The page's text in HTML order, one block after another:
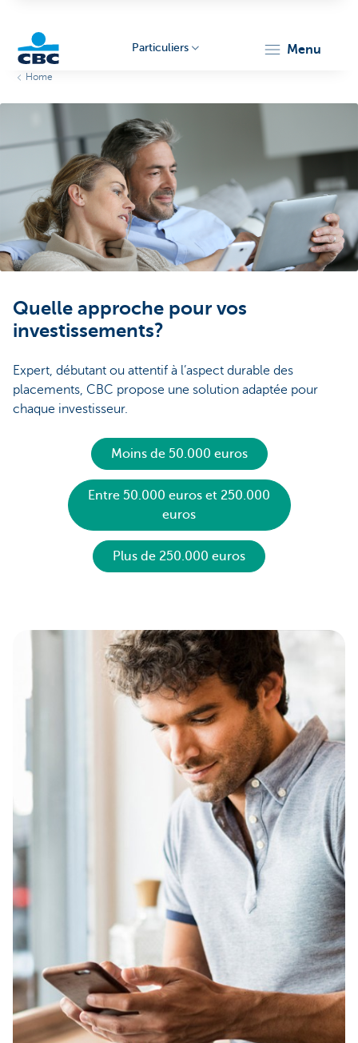
Particuliers menu
Home
Quelle approche pour vos
investissements?
Expert, débutant ou attentif à l’aspect durable des
placements, CBC propose une solution adaptée pour
chaque investisseur.
Moins de 50.000 euros
Entre 50.000 euros et 250.000
euros
Plus de 250.000 euros